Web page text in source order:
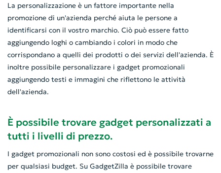
La personalizzazione è un fattore importante nella
promozione di un'azienda perché aiuta le persone a
identificarsi con il vostro marchio. Ciò può essere fatto
aggiungendo loghi o cambiando i colori in modo che
corrispondano a quelli dei prodotti o dei servizi dell'azienda. È
inoltre possibile personalizzare i gadget promozionali
aggiungendo testi e immagini che riflettono le attività
dell'azienda.
È possibile trovare gadget personalizzati a
tutti i livelli di prezzo.
I gadget promozionali non sono costosi ed è possibile trovarne
per qualsiasi budget. Su GadgetZilla è possibile trovare